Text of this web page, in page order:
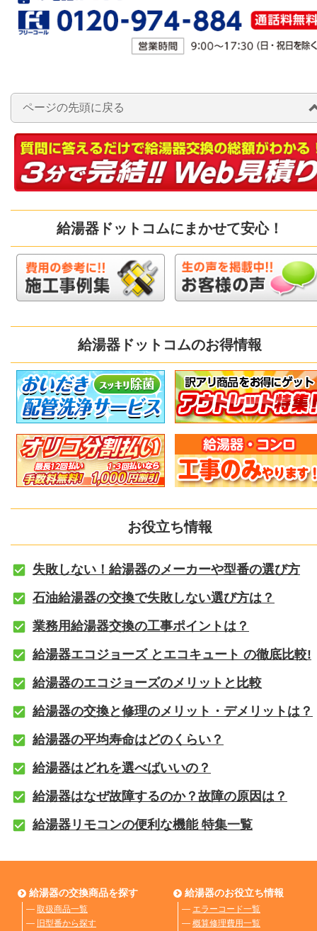
ページの先頭に戻る
給湯器ドットコムにまかせて安心！
給湯器ドットコムのお得情報
お役立ち情報
失敗しない！給湯器のメーカーや型番の選び方
石油給湯器の交換で失敗しない選び方は？
業務用給湯器交換の工事ポイントは？
給湯器エコジョーズ とエコキュート の徹底比較!
給湯器のエコジョーズのメリットと比較
給湯器の交換と修理のメリット・デメリットは？
給湯器の平均寿命はどのくらい？
給湯器はどれを選べばいいの？
給湯器はなぜ故障するのか？故障の原因は？
給湯器リモコンの便利な機能 特集一覧
給湯器の交換商品を探す
― 取扱商品一覧
― 旧型番から探す
給湯器のお役立ち情報
― エラーコード一覧
― 概算修理費用一覧